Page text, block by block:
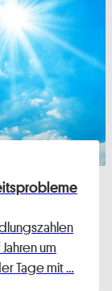
um
Tage mit …